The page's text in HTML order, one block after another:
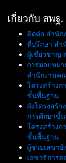
เกี่ยวกับ สพฐ
ติดต่อ สำนัก
ที่ปรึกษา สำ
ผู้เชี่ยวชาญ
การมอบหม
สำนักงานค
โครงสร้าง
ขั้นพื้นฐาน
ผังโครงสร้
การศึกษาขั้
โครงสร้าง
ขั้นพื้นฐาน
ผู้ช่วยเลขา
เลขาธิการ